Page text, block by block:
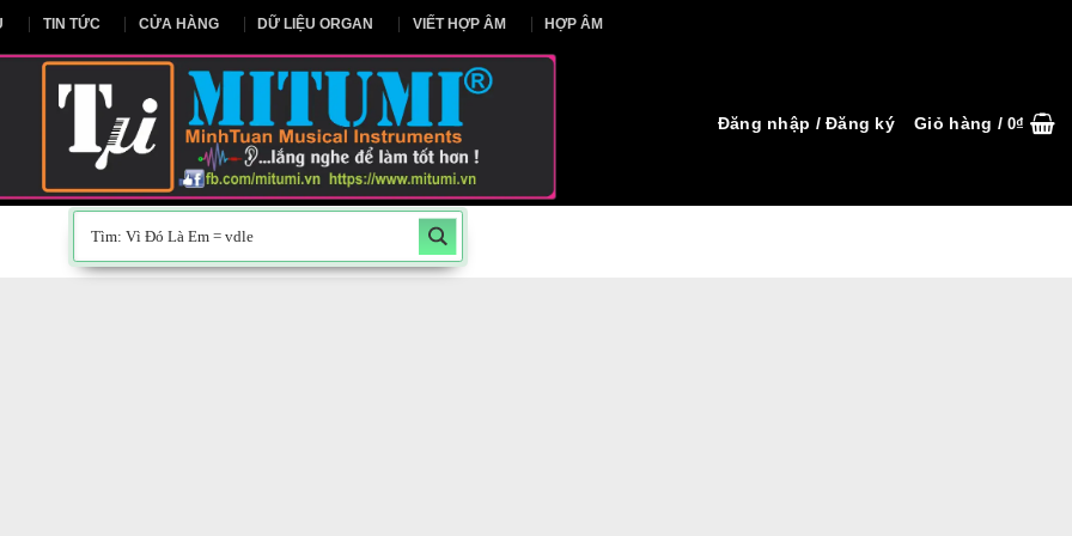
CHỦ TIN TỨC CỬA HÀNG DỮ LIỆU ORGAN VIẾT HỢP ÂM
Đăng nhập / Đăng ký